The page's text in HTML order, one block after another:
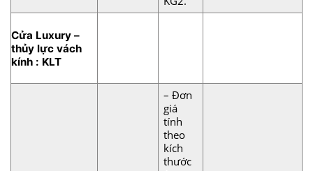
Cửa Luxury –
thủy lực vách
kính : KLT
– Đơn
giá
tính
theo
kích
thước